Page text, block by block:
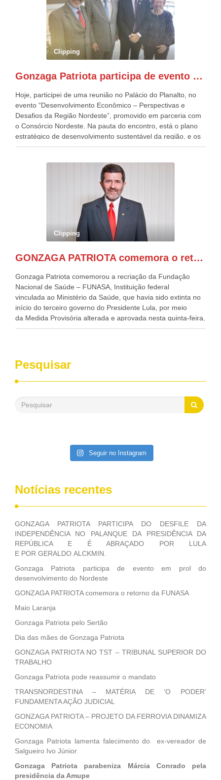
quatro décadas, como Patriota até no nome, participo
anualmente dos desfiles de Sete de Setembro, na
Esplanada dos Ministérios, em Brasília. Este ano, o governo
preparou espaços com cadeiras e coberturas, para 30.000
pessoas, só que o número de Patriotas Brasileiros
Independentes, dobrou na Esplanada. Eu, Lula e os
Patriota.
Clipping
Gonzaga Patriota participa de evento em prol do desenvolvimento do Nordeste
Hoje, participei de uma reunião no Palácio do Planalto, no
evento “Desenvolvimento Econômico – Perspectivas e
Desafios da Região Nordeste”, promovido em parceria com
o Consórcio Nordeste. Na pauta do encontro, está o plano
estratégico de desenvolvimento sustentável da região, e os
desafios para a elaboração de políticas públicas, que
evento contou com a presença do Vice-presidente Geraldo
Alckmin, que também ocupa o Ministério do
Desenvolvimento, Indústria, Comércio e Serviços, o ex
governador de Pernambuco, agora Presidente do Banco do
Nordeste, Paulo Câmara, o ex Deputado Federal, e
atualmente Superintendente da SUDENE, Danilo Cabral, da
Governadora de Pernambuco, Raquel Lyra, os ministros da
Casa Civil, Rui Costa, e da Integração e do Desenvolvimento
de todo Nordeste que também ajudam a fomentar o
Clipping
GONZAGA PATRIOTA comemora o retorno da FUNASA
Gonzaga Patriota comemorou a recriação da Fundação
Nacional de Saúde – FUNASA, Instituição federal
vinculada ao Ministério da Saúde, que havia sido extinta no
início do terceiro governo do Presidente Lula, por meio
da Medida Provisória alterada e aprovada nesta quinta-feira,
pelo Congresso Nacional. Gonzaga Patriota disse hoje em
desenvolvimento dos seus municípios e, somente o ano
passado, essa Fundação distribuiu mais de três bilhões de
reais, com suas maravilhosas ações, dentre alas, mais de
saneamento básico, em pequenas comunidades rurais.
Patriota disse ainda que, mesmo sem mandato,
Pesquisar
Seguir no Instagram
Notícias recentes
GONZAGA PATRIOTA PARTICIPA DO DESFILE DA
INDEPENDÊNCIA NO PALANQUE DA PRESIDÊNCIA DA
REPÚBLICA E É ABRAÇADO POR LULA
E POR GERALDO ALCKMIN.
Gonzaga Patriota participa de evento em prol do
desenvolvimento do Nordeste
GONZAGA PATRIOTA comemora o retorno da FUNASA
Maio Laranja
Gonzaga Patriota pelo Sertão
Dia das mães de Gonzaga Patriota
GONZAGA PATRIOTA NO TST – TRIBUNAL SUPERIOR DO
TRABALHO
Gonzaga Patriota pode reassumir o mandato
TRANSNORDESTINA – MATÉRIA DE ‘O PODER’
FUNDAMENTA AÇÃO JUDICIAL
GONZAGA PATRIOTA – PROJETO DA FERROVIA DINAMIZA
ECONOMIA
Gonzaga Patriota lamenta falecimento do ex-vereador de
Salgueiro Ivo Júnior
Gonzaga Patriota parabeniza Márcia Conrado pela
presidência da Amupe